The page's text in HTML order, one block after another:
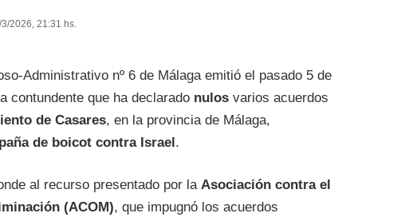
2026, 21:31 hs.
Administrativo nº 6 de Málaga emitió el pasado 5 de
contundente que ha declarado nulosvarios acuerdos
de Casares, en la provincia de Málaga,
de boicot contra Israel.
al recurso presentado por laAsociación contra el
(ACOM), que impugnó los acuerdos